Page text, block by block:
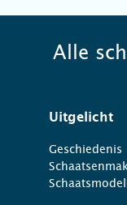
Alle
Uitgelicht
Geschiedenis